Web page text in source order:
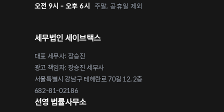
오전 9시 - 오후 6시 주말, 공휴일 제외
세무법인 세이브택스
대표 세무사: 장승진
광고 책임자: 장승진 세무사
서울특별시 강남구 테헤란로 70길 12, 2층
682-81-02186
선영 법률사무소